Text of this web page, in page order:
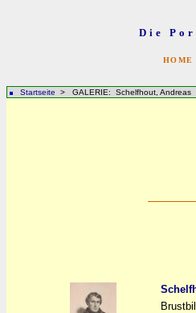
Die
HOME
Startseite > GALERIE: Schelfhout, Andreas